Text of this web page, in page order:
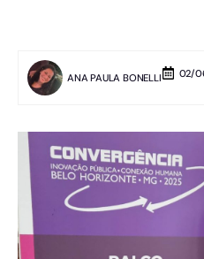
ANA PAULA BONELLI 02/